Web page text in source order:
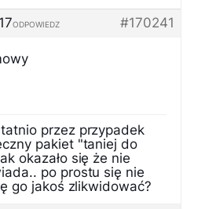
#170241
ODPOWIEDZ
przez przypadek
pakiet "taniej do
okazało się że nie
po prostu się nie
go jakoś zlikwidować?